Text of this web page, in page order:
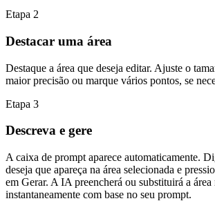
Etapa 2
Destacar uma área
Destaque a área que deseja editar. Ajuste o
maior precisão ou marque vários pontos, se
Etapa 3
Descreva e gere
A caixa de prompt aparece automaticamente.
deseja que apareça na área selecionada e
em Gerar. A IA preencherá ou substituirá a área
instantaneamente com base no seu prompt.